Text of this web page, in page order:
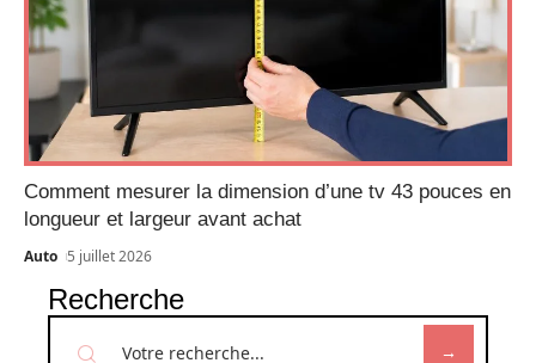
Comment mesurer la dimension d’une tv 43 pouces en
longueur et largeur avant achat
Auto 5 juillet 2026
Recherche